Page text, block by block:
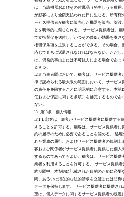
は、当該機器およびその付属品（発生しうる費用
が顧客により全額支払われた日に生じる。所有権
ービス提供者が顧客に販売した機器を販売、譲渡
とを明示的に禁じられる。 サービス提供者は、顧
で支払督促を送付し、かつその督促が効果を奏さ
権留保条項を主張することができる。その場合、
応じて直ちに返還されなければならない。ただし
は、偶発的事由または不可抗力による場合であっ
とする。
12.8 当事者間において、顧客は、サービス提供者
律で認められる最大限の範囲において、サービス
の責任を免除することに明示的に合意する。本第
任および保証に関する条項）を補完するものであ
ない。
13. 第13条 – 個人情報
13.1 1. 顧客は、顧客がサービス提供者に提供する
することを許可する。顧客は、サービス提供者に
約の履行のために必要であることを認める。 処
れた業務の履行、およびサービス提供者の規制上
客および関係者がサービス提供者に提供した個人
するものであってもよい。顧客は、サービス提供
業者を利用することを許可する。 サービス提供
約期間中、本契約に記載された目的のために必要
間、あるいは潜在的な法的請求を立証または防御
データを保持します。 サービス提供者に提供さ
望は、個人データに関するサービス提供者の規定